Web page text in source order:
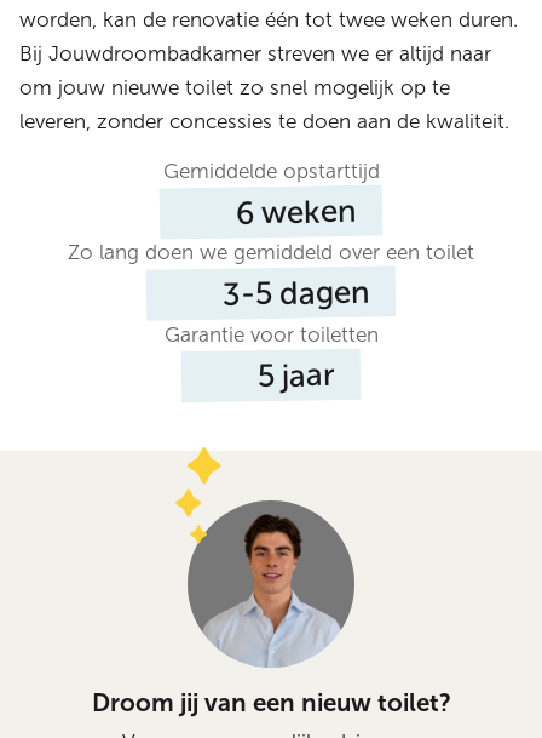
worden, kan de renovatie één tot twee weken duren.
Bij Jouwdroombadkamer streven we er altijd naar
om jouw nieuwe toilet zo snel mogelijk op te
leveren, zonder concessies te doen aan de kwaliteit.
Gemiddelde opstarttijd
6 weken
Zo lang doen we gemiddeld over een toilet
3-5 dagen
Garantie voor toiletten
5 jaar
Droom jij van een nieuw toilet?